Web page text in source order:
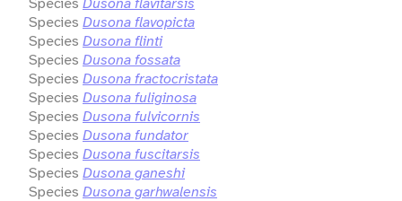
Species Dusona flavopicta
Species Dusona flinti
Species Dusona fossata
Species Dusona fractocristata
Species Dusona fuliginosa
Species Dusona fulvicornis
Species Dusona fundator
Species Dusona fuscitarsis
Species Dusona ganeshi
Species Dusona garhwalensis